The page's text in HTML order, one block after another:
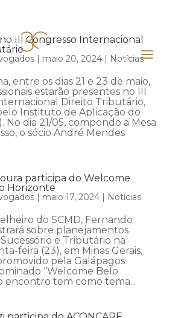
III Congresso Internacional
| maio 20, 2024| Notícias
entre os dias 21 e 23 de maio,
estarão presentes no III
Direito Tributário,
Instituto de Aplicação do
No dia 21/05, compondo a Mesa
o sócio André Mendes
participa do Welcome
Horizonte
| maio 17, 2024| Notícias
do SCMD, Fernando
sobre planejamentos
e Tributário na
feira (23), em Minas Gerais,
pela Galápagos
“Welcome Belo
encontro tem como tema...